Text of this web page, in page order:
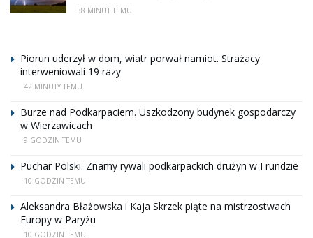
38 MINUT TEMU
Piorun uderzył w dom, wiatr porwał namiot. Strażacy
interweniowali 19 razy
42 MINUTY TEMU
Burze nad Podkarpaciem. Uszkodzony budynek gospodarczy
w Wierzawicach
9 GODZIN TEMU
Puchar Polski. Znamy rywali podkarpackich drużyn w I rundzie
10 GODZIN TEMU
Aleksandra Błażowska i Kaja Skrzek piąte na mistrzostwach
Europy w Paryżu
10 GODZIN TEMU